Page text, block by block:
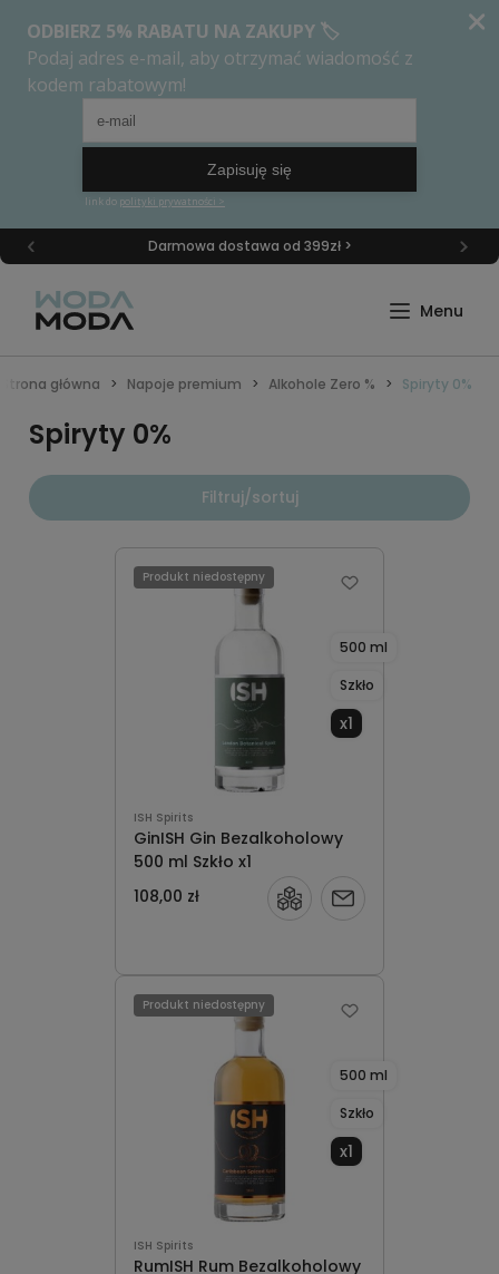
Darmowa dostawa od 399zł >
Strona główna Napoje premium Alkohole Zero % Spiryty 0%
Spiryty 0%
Filtruj/sortuj
ISH Spirits
GinISH Gin Bezalkoholowy
500 ml Szkło x1
500 ml
Szkło
x1
108,00 zł
Produkt niedostępny
Powiadom
ISH Spirits
RumISH Rum Bezalkoholowy
500 ml
Szkło
x1
Produkt niedostępny